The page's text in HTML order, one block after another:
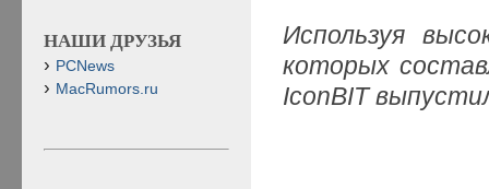
Используя
которых
IconBIT
НАШИ ДРУЗЬЯ
PCNews
MacRumors.ru